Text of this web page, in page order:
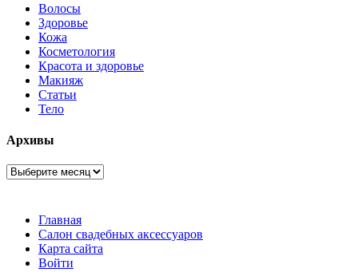
Волосы
Здоровье
Кожа
Косметология
Красота и здоровье
Макияж
Статьи
Тело
Архивы
Архивы
Главная
Салон свадебных аксессуаров
Карта сайта
Войти